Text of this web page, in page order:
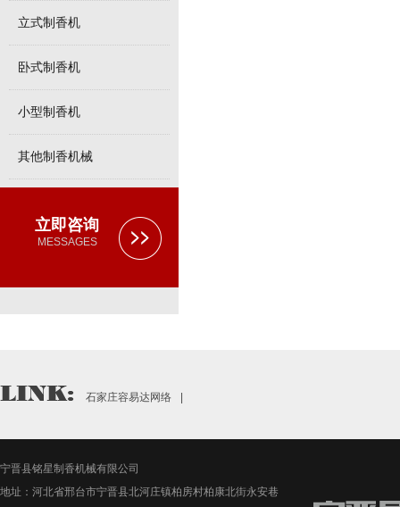
立式制香机
卧式制香机
小型制香机
其他制香机械
立即咨询
MESSAGES
石家庄容易达网络
宁晋县铭星制香机械有限公司
地址：河北省邢台市宁晋县北河庄镇柏房村柏康北街永安巷